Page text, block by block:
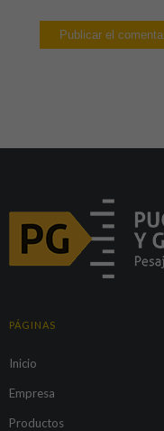
PÁGINAS
Inicio
Empresa
Productos